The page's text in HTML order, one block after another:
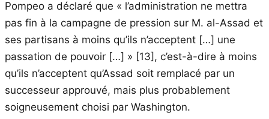
Pompeo a déclaré que « l’administration ne mettra
pas fin à la campagne de pression sur M. al-Assad et
ses partisans à moins qu’ils n’acceptent […] une
passation de pouvoir […] » [13], c’est-à-dire à moins
qu’ils n’acceptent qu’Assad soit remplacé par un
successeur approuvé, mais plus probablement
soigneusement choisi par Washington.